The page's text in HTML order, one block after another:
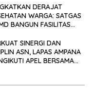
DERAJAT
WARGA: SATGAS
BANGUN FASILITAS
SINERGI DAN
ASN, LAPAS AMPANA
APEL BERSAMA